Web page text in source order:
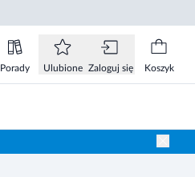
Porady Ulubione Zaloguj się Koszyk